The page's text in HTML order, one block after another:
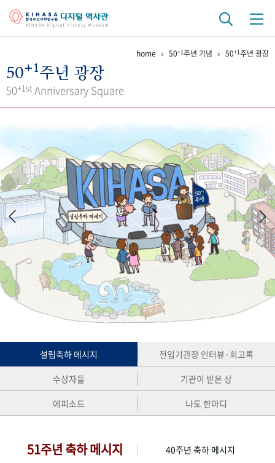
걸어온 길 기관 변천사
키워드로 보는 연구 역사
연구자들
간행물 변천사
기록물 아카이브
사진 아카이브 문서 기록물 행정박물 영상 기록물
50+1 주년 기념
성과 50선 숫자로 보는 50년 50
주년 광장
세계와 함께 한 KIHASA
VR 역사관
home 50+1주년 기념 50+1주년 광장
50+1주년 광장
50+1st Anniversary Square
설립축하 메시지
전임기관장 인터뷰·회고록
수상자들
기관이 받은 상
에피소드
나도 한마디
51주년 축하 메시지 40주년 축하 메시지